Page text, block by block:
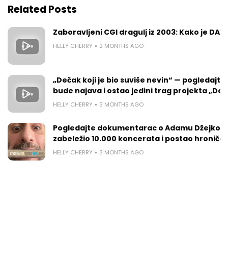
Related Posts
Zaboravljeni CGI dragulj iz 2003: Kako je
HELLY CHERRY 2 MONTHS AGO
„Dečak koji je bio suviše nevin“ —
bude najava i ostao jedini trag projekta
HELLY CHERRY 3 MONTHS AGO
Pogledajte dokumentarac o Adamu
zabeležio 10.000 koncerata i postao
HELLY CHERRY 3 MONTHS AGO